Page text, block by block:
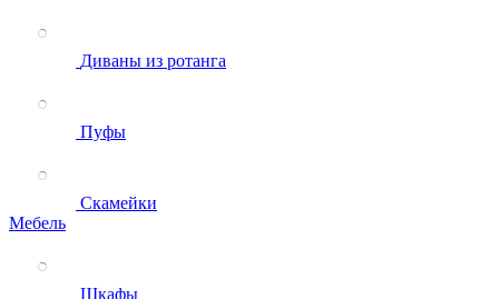
Диваны из ротанга
Пуфы
Скамейки
Мебель
Шкафы